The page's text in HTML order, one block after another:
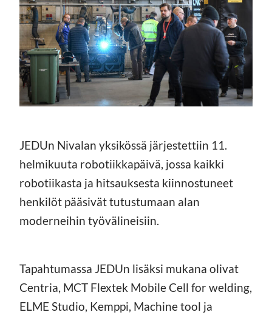
JEDUn Nivalan yksikössä järjestettiin 11.
helmikuuta robotiikkapäivä, jossa kaikki
robotiikasta ja hitsauksesta kiinnostuneet
henkilöt pääsivät tutustumaan alan
moderneihin työvälineisiin.
Tapahtumassa JEDUn lisäksi mukana olivat
Centria, MCT Flextek Mobile Cell for welding,
ELME Studio, Kemppi, Machine tool ja